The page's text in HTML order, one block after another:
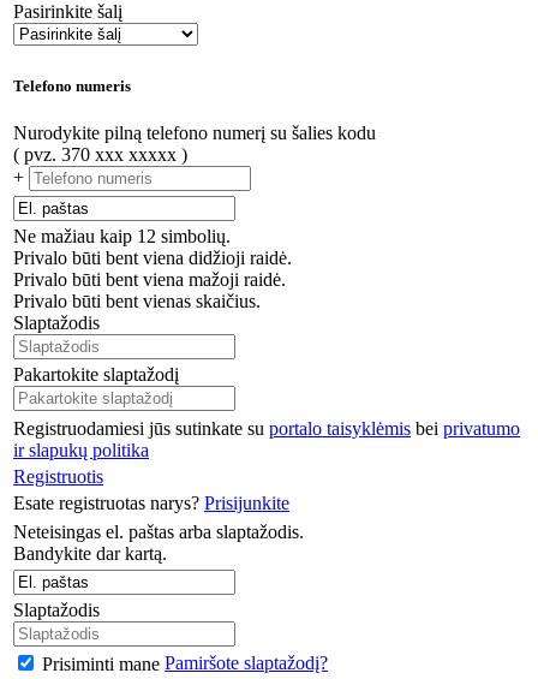
Pasirinkite šalį
Telefono numeris
Nurodykite pilną telefono numerį su šalies kodu
( pvz. 370 xxx xxxxx )
+
Ne mažiau kaip 12 simbolių.
Privalo būti bent viena didžioji raidė.
Privalo būti bent viena mažoji raidė.
Privalo būti bent vienas skaičius.
Slaptažodis
Pakartokite slaptažodį
Registruodamiesi jūs sutinkate su portalo taisyklėmis bei privatumo
ir slapukų politika
Registruotis
Esate registruotas narys? Prisijunkite
Neteisingas el. paštas arba slaptažodis.
Bandykite dar kartą.
Slaptažodis
Prisiminti mane Pamiršote slaptažodį?